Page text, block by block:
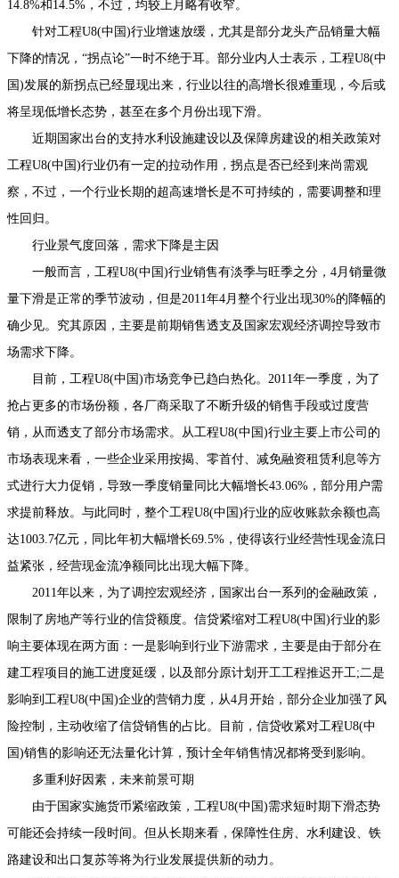
14.8%和14.5%，不过，均较上月略有收窄。
针对工程U8(中国)行业增速放缓，尤其是部分龙头产品销量大幅
下降的情况，“拐点论”一时不绝于耳。部分业内人士表示，工程U8(中
国)发展的新拐点已经显现出来，行业以往的高增长很难重现，今后或
将呈现低增长态势，甚至在多个月份出现下滑。
近期国家出台的支持水利设施建设以及保障房建设的相关政策对
工程U8(中国)行业仍有一定的拉动作用，拐点是否已经到来尚需观
察，不过，一个行业长期的超高速增长是不可持续的，需要调整和理
性回归。
行业景气度回落，需求下降是主因
一般而言，工程U8(中国)行业销售有淡季与旺季之分，4月销量微
量下滑是正常的季节波动，但是2011年4月整个行业出现30%的降幅的
确少见。究其原因，主要是前期销售透支及国家宏观经济调控导致市
场需求下降。
目前，工程U8(中国)市场竞争已趋白热化。2011年一季度，为了
抢占更多的市场份额，各厂商采取了不断升级的销售手段或过度营
销，从而透支了部分市场需求。从工程U8(中国)行业主要上市公司的
市场表现来看，一些企业采用按揭、零首付、减免融资租赁利息等方
式进行大力促销，导致一季度销量同比大幅增长43.06%，部分用户需
求提前释放。与此同时，整个工程U8(中国)行业的应收账款余额也高
达1003.7亿元，同比年初大幅增长69.5%，使得该行业经营性现金流日
益紧张，经营现金流净额同比出现大幅下降。
2011年以来，为了调控宏观经济，国家出台一系列的金融政策，
限制了房地产等行业的信贷额度。信贷紧缩对工程U8(中国)行业的影
响主要体现在两方面：一是影响到行业下游需求，主要是由于部分在
建工程项目的施工进度延缓，以及部分原计划开工工程推迟开工;二是
影响到工程U8(中国)企业的营销力度，从4月开始，部分企业加强了风
险控制，主动收缩了信贷销售的占比。目前，信贷收紧对工程U8(中
国)销售的影响还无法量化计算，预计全年销售情况都将受到影响。
多重利好因素，未来前景可期
由于国家实施货币紧缩政策，工程U8(中国)需求短时期下滑态势
可能还会持续一段时间。但从长期来看，保障性住房、水利建设、铁
路建设和出口复苏等将为行业发展提供新的动力。